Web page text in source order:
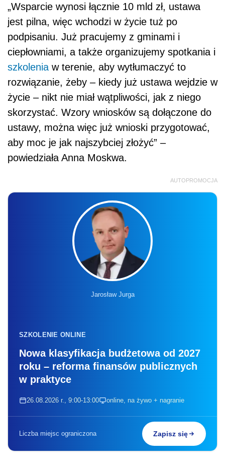
„Wsparcie wynosi łącznie 10 mld zł, ustawa
jest pilna, więc wchodzi w życie tuż po
podpisaniu. Już pracujemy z gminami i
ciepłowniami, a także organizujemy spotkania i
szkolenia w terenie, aby wytłumaczyć to
rozwiązanie, żeby – kiedy już ustawa wejdzie w
życie – nikt nie miał wątpliwości, jak z niego
skorzystać. Wzory wniosków są dołączone do
ustawy, można więc już wnioski przygotować,
aby moc je jak najszybciej złożyć” –
powiedziała Anna Moskwa.
AUTOPROMOCJA
Jarosław Jurga
SZKOLENIE ONLINE
Nowa klasyfikacja budżetowa od 2027
roku – reforma finansów publicznych
w praktyce
26.08.2026 r., 9:00-13:00 online, na żywo + nagranie
Liczba miejsc ograniczona Zapisz się